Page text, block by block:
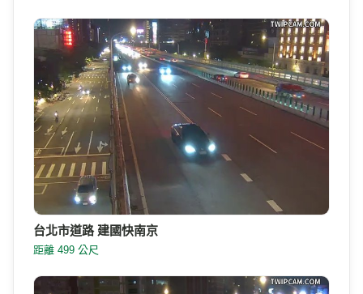
台北市道路 建國快南京
距離 499 公尺